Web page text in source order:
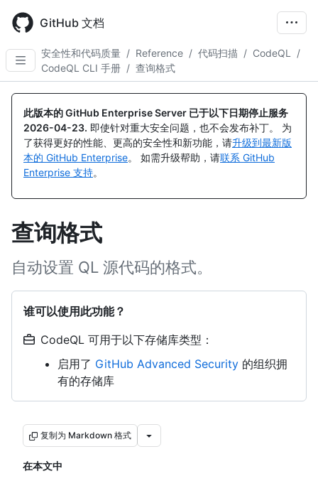
main
content
GitHub 文档
安全性和代码质量 / Reference / 代码扫描 / CodeQL
/
CodeQL CLI 手册 / 查询格式
此版本的 GitHub Enterprise Server 已于以下日期停止服务
2026-04-23. 即使针对重大安全问题，也不会发布补丁。 为
了获得更好的性能、更高的安全性和新功能，请升级到最新版
本的 GitHub Enterprise。 如需升级帮助，请联系 GitHub
Enterprise 支持。
查询格式
自动设置 QL 源代码的格式。
谁可以使用此功能？
CodeQL 可用于以下存储库类型：
启用了 GitHub Advanced Security 的组织拥
有的存储库
复制为 Markdown 格式
在本文中